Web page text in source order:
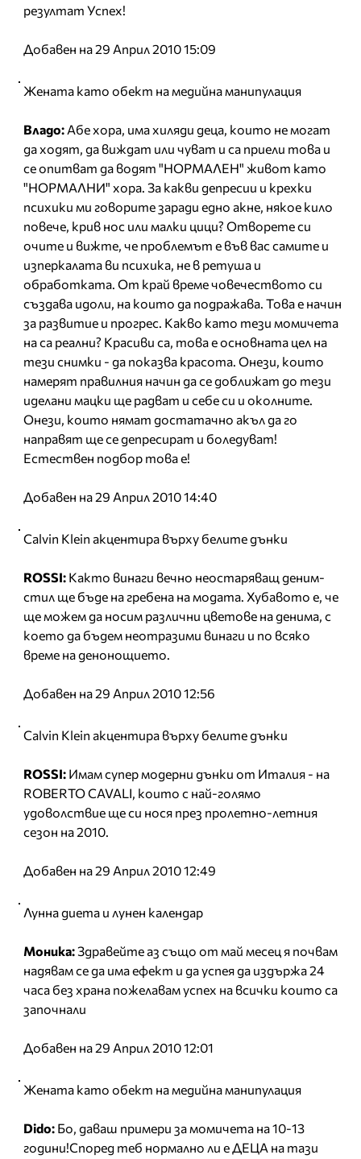
резултат Успех!
Добавен на 29 Април 2010 15:09
Жената като обект на медийна манипулация
Владо: Абе хора, има хиляди деца, които не могат
да ходят, да виждат или чуват и са приели това и
се опитват да водят "НОРМАЛЕН" живот като
"НОРМАЛНИ" хора. За какви депресии и крехки
психики ми говорите заради едно акне, някое кило
повече, крив нос или малки цици? Отворете си
очите и вижте, че проблемът е във вас самите и
изперкалата ви психика, не в ретуша и
обработката. От край време човечеството си
създава идоли, на които да подражава. Това е начин
за развитие и прогрес. Какво като тези момичета
на са реални? Красиви са, това е основната цел на
тези снимки - да показва красота. Онези, които
намерят правилния начин да се доближат до тези
иделани мацки ще радват и себе си и околните.
Онези, които нямат достатачно акъл да го
направят ще се депресират и боледуват!
Естествен подбор това е!
Добавен на 29 Април 2010 14:40
Calvin Klein акцентира върху белите дънки
ROSSI: Както винаги вечно неостаряващ деним-
стил ще бъде на гребена на модата. Хубавото е, че
ще можем да носим различни цветове на денима, с
което да бъдем неотразими винаги и по всяко
време на денонощието.
Добавен на 29 Април 2010 12:56
Calvin Klein акцентира върху белите дънки
ROSSI: Имам супер модерни дънки от Италия - на
ROBERTO CAVALI, които с най-голямо
удоволствие ще си нося през пролетно-летния
сезон на 2010.
Добавен на 29 Април 2010 12:49
Лунна диета и лунен календар
Моника:Здравейте аз също от май месец я почвам
надявам се да има ефект и да успея да издържа 24
часа без храна пожелавам успех на всички които са
започнали
Добавен на 29 Април 2010 12:01
Жената като обект на медийна манипулация
Dido: Бо, даваш примери за момичета на 10-13
години!Според теб нормално ли е ДЕЦА на тази